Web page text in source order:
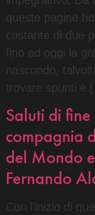
queste pagine
costante di due
fino ad oggi la
nascondo,
trovare spunti e
Saluti di
compagnia
del Mondo
Fernando
Con l’inizio di